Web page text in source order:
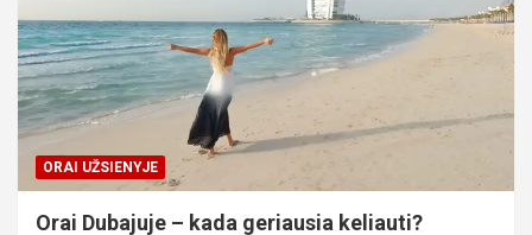
ORAI UŽSIENYJE
Orai Dubajuje – kada geriausia keliauti?